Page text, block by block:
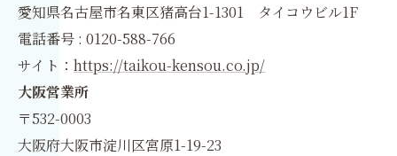
愛知県名古屋市名東区猪高台1-1301 タイコウビル1F
電話番号 : 0120-588-766
サイト： https://taikou-kensou.co.jp/
大阪営業所
〒532-0003
大阪府大阪市淀川区宮原1-19-23